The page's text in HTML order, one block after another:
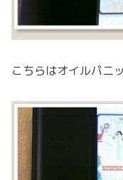
こちらはオイルパニッ